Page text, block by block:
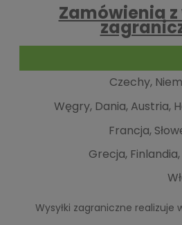
Zamówienia z
Czechy,
Węgry, Dania, Austria,
Francja,
Grecja,
Wysyłki zagraniczne realizuje